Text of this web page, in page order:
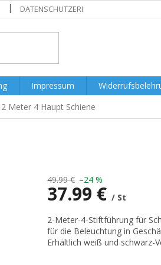
DATENSCHUTZERKLÄRUNG
Impressum
2 Meter 4 Haupt Schiene
49.99 € –24 %
37.99 € / St
Verkaufspreis:
2-Meter-4-Stiftführung für
für die Beleuchtung in
Erhältlich weiß und schwarz-